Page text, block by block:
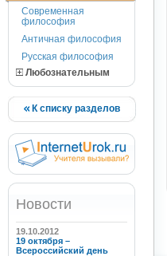
Современная
философия
Античная философия
Русская философия
Любознательным
К списку разделов
Новости
19.10.2012
19 октября –
Всероссийский день